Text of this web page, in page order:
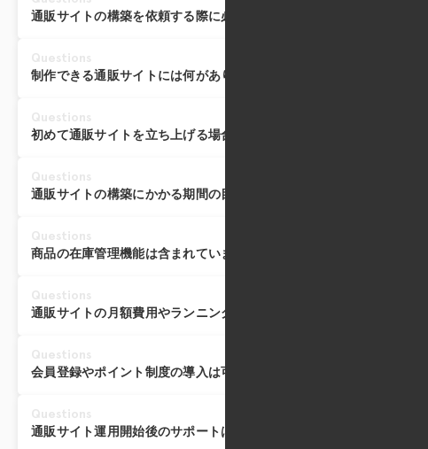
通販サイトの構築を依頼する際に必要な情報は何ですか？
Questions
制作できる通販サイトには何がありますか？
Questions
初めて通販サイトを立ち上げる場合でも相談できますか？
Questions
通販サイトの構築にかかる期間の目安はどれくらいですか？
Questions
商品の在庫管理機能は含まれていますか？
Questions
通販サイトの月額費用やランニングコストはどのくらいかかりますか？
Questions
会員登録やポイント制度の導入は可能ですか？
Questions
通販サイト運用開始後のサポートはありますか？